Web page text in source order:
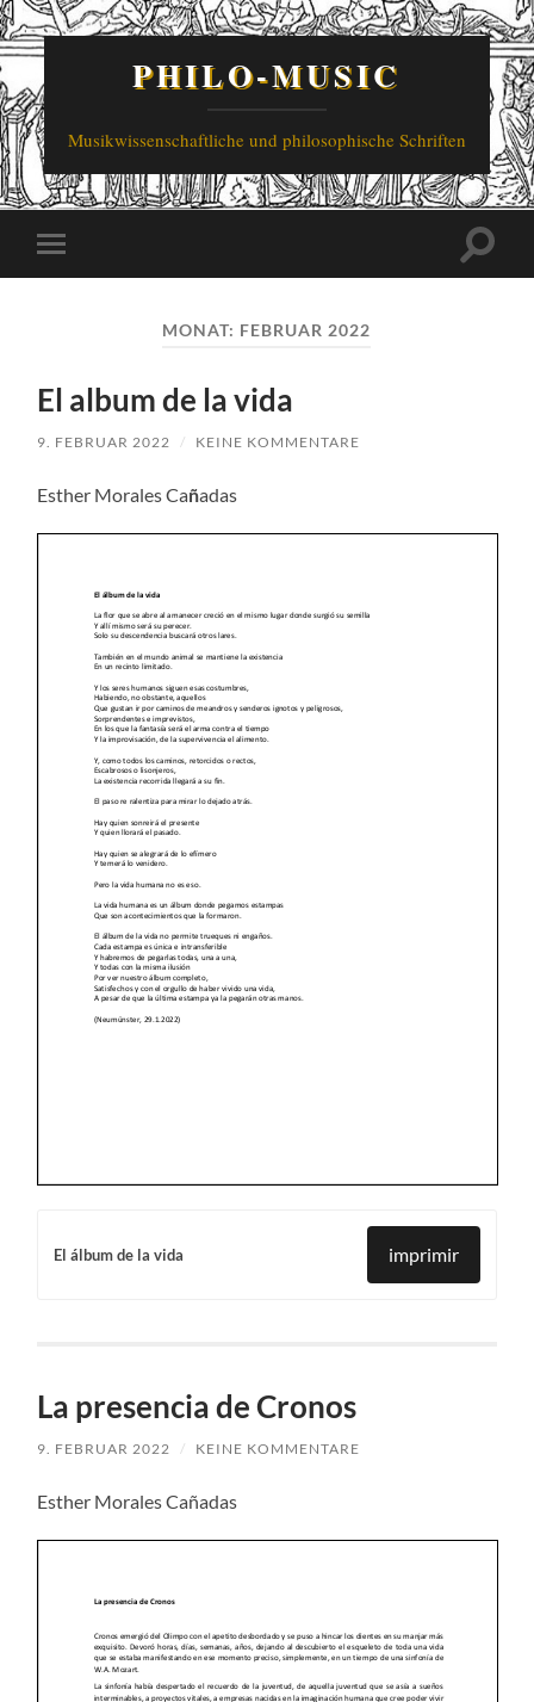
PHILO-MUSIC
Musikwissenschaftliche und philosophische Schriften
Mobile-
Menü
MONAT: FEBRUAR 2022
El album de la vida
9. FEBRUAR 2022 / KEINE KOMMENTARE
Esther Morales Cañadas
El álbum de la vida imprimir
La presencia de Cronos
9. FEBRUAR 2022 / KEINE KOMMENTARE
Esther Morales Cañadas